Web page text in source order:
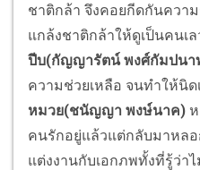
ชาติกล้า จึงคอยกีดกันควา
แกล้งชาติกล้าให้ดูเป็นคนเ
ปีบ(กัญญารัตน์ พงศ์กัมปนา
ความช่วยเหลือ จนทำให้นิ
หมวย(ชนัญญา พงษ์นาค)
คนรักอยู่แล้วแต่กลับมาหลอ
แต่งงานกับเอกภพทั้งที่รู้ว่